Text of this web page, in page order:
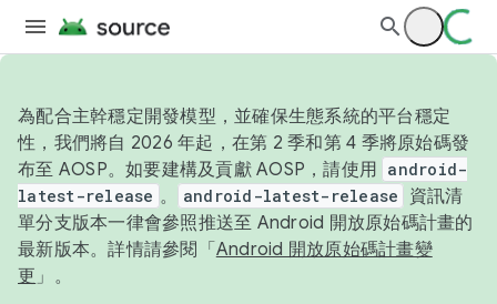
為配合主幹穩定開發模型，並確保生態系統的平台穩定
性，我們將自 2026 年起，在第 2 季和第 4 季將原始碼發
布至 AOSP。如要建構及貢獻 AOSP，請使用 android-
latest-release 。 android-latest-release
資訊清
單分支版本一律會參照推送至 Android 開放原始碼計畫的
最新版本。詳情請參閱「 Android 開放原始碼計畫變
更 」。